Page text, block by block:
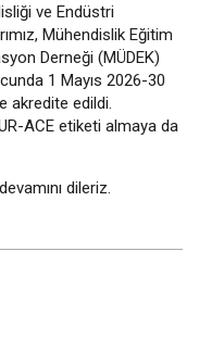
ve Endüstri
Mühendislik Eğitim
Derneği (MÜDEK)
1 Mayıs 2026-30
akredite edildi.
ACE etiketi almaya da
dileriz.